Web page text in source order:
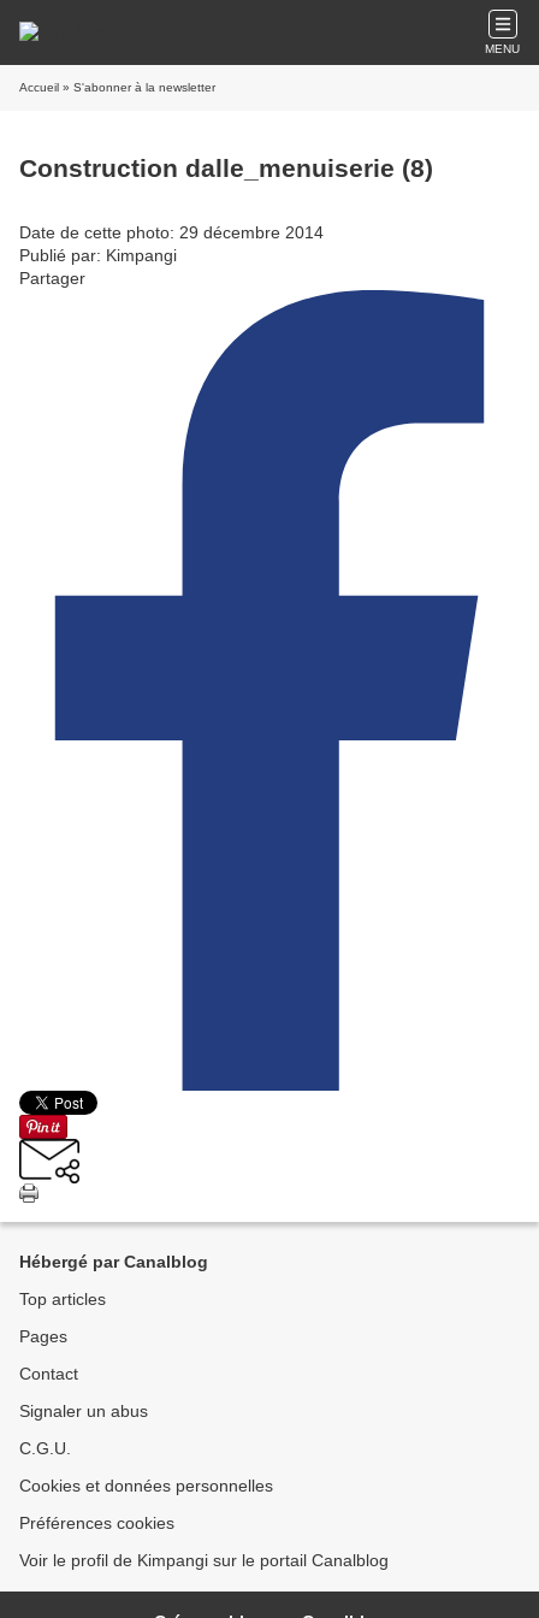
MENU
Accueil » S'abonner à la newsletter
Construction dalle_menuiserie (8)
Date de cette photo: 29 décembre 2014
Publié par: Kimpangi
Partager
Hébergé par Canalblog
Top articles
Pages
Contact
Signaler un abus
C.G.U.
Cookies et données personnelles
Préférences cookies
Voir le profil de Kimpangi sur le portail Canalblog